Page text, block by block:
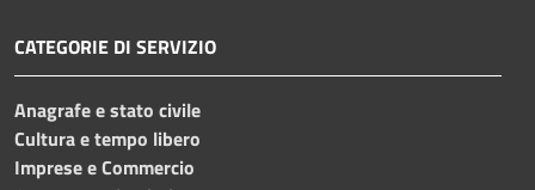
CATEGORIE DI SERVIZIO
Anagrafe e stato civile
Cultura e tempo libero
Imprese e Commercio